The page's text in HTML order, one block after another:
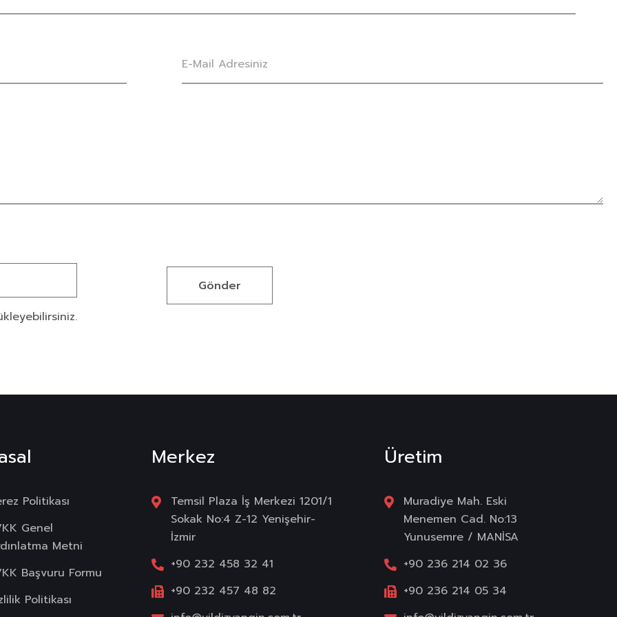
Politikası
Genel
Metni
Başvuru Formu
Politikası
Merkez
Temsil Plaza İş Merkezi 1201/1
Sokak No:4 Z-12 Yenişehir-
İzmir
+90 232 458 32 41
+90 232 457 48 82
Üretim
Muradiye Mah. Eski
Menemen Cad. No:13
Yunusemre / MANİSA
+90 236 214 02 36
+90 236 214 05 34